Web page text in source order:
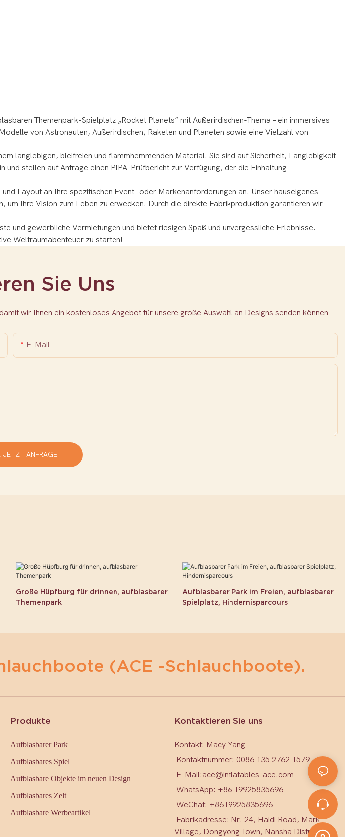
Themenpark-Spielplatz „Rocket Planets“ mit Außerirdischen-Thema – ein immersives
von Astronauten, Außerirdischen, Raketen und Planeten sowie eine Vielzahl von
langlebigen, bleifreien und flammhemmenden Material. Sie sind auf Sicherheit, Langlebigkeit
und stellen auf Anfrage einen PIPA-Prüfbericht zur Verfügung, der die Einhaltung
Layout an Ihre spezifischen Event- oder Markenanforderungen an. Unser hauseigenes
um Ihre Vision zum Leben zu erwecken. Durch die direkte Fabrikproduktion garantieren wir
und gewerbliche Vermietungen und bietet riesigen Spaß und unvergessliche Erlebnisse.
Weltraumabenteuer zu starten!
Sie Uns
wir Ihnen ein kostenloses Angebot für unsere große Auswahl an Designs senden können
E-Mail
JETZT ANFRAGE
Große Hüpfburg für drinnen, aufblasbarer
Themenpark
Aufblasbarer Park im Freien, aufblasbarer
Spielplatz, Hindernisparcours
(ACE -Schlauchboote).
Produkte
Aufblasbarer Park
Aufblasbares Spiel
Aufblasbare Objekte im neuen Design
Aufblasbares Zelt
Aufblasbare Werbeartikel
Kontaktieren Sie uns
Kontakt: Macy Yang
Kontaktnummer: 0086 135 2762 1579
E-Mail:ace@inflatables-ace.com
WhatsApp: +86 19925835696
WeChat: +8619925835696
Fabrikadresse: Nr. 24, Haidi Road, Mark
Village, Dongyong Town, Nansha District,